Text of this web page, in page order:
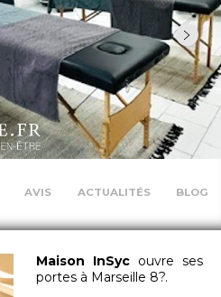
AVIS ACTUALITÉS BLOG
Maison InSyc ouvre ses
portes à Marseille 8?.